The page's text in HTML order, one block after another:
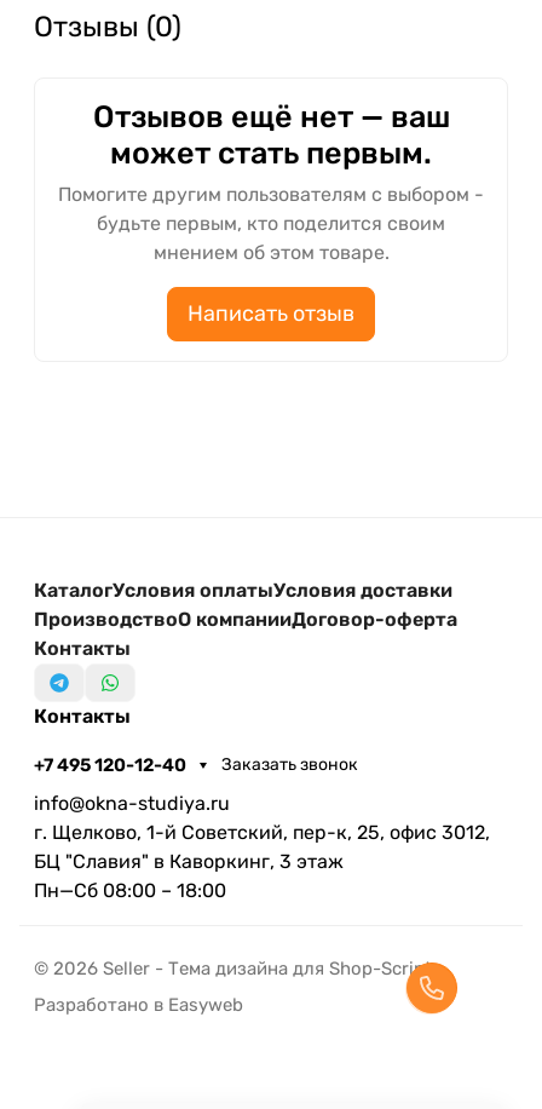
Отзывы (0)
Отзывов ещё нет — ваш
может стать первым.
Помогите другим пользователям с выбором -
будьте первым, кто поделится своим
мнением об этом товаре.
Написать отзыв
КаталогУсловия оплатыУсловия доставки
ПроизводствоО компанииДоговор-оферта
Контакты
Контакты
+7 495 120-12-40 Заказать звонок
info@okna-studiya.ru
г. Щелково, 1-й Советский, пер-к, 25, офис 3012,
БЦ "Славия" в Каворкинг, 3 этаж
Пн—Сб 08:00 – 18:00
© 2026 Seller - Тема дизайна для Shop-Script
Разработано в Easyweb